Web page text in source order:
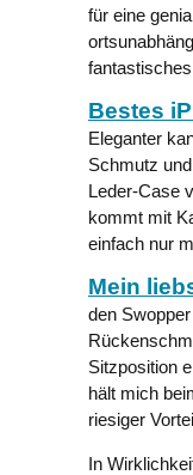
für eine
Bestes
Eleganter
Schmutz
Leder-Case
kommt mit
einfach nur
Mein
den
Sitzposition
hält mich
riesiger
In